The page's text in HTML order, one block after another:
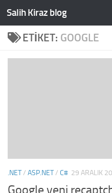
Skip to content
Salih Kiraz blog
ETIKET: GOOGLE
.NET/ ASP.NET/ C# 29 ARALIK
Google yeni